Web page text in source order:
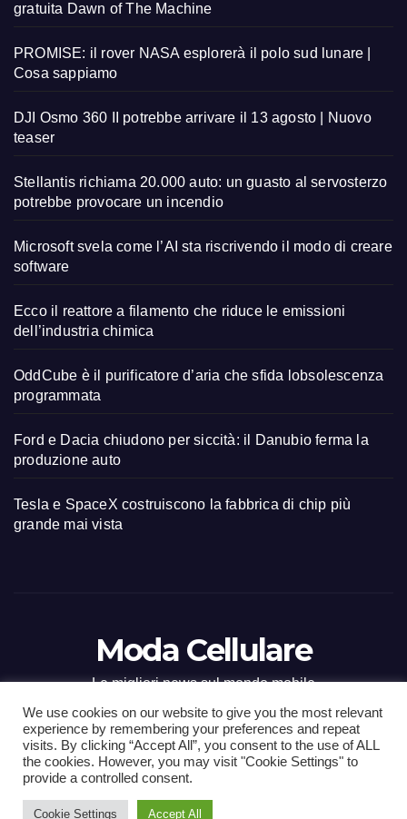
gratuita Dawn of The Machine
PROMISE: il rover NASA esplorerà il polo sud lunare |
Cosa sappiamo
DJI Osmo 360 II potrebbe arrivare il 13 agosto | Nuovo
teaser
Stellantis richiama 20.000 auto: un guasto al servosterzo
potrebbe provocare un incendio
Microsoft svela come l’AI sta riscrivendo il modo di creare
software
Ecco il reattore a filamento che riduce le emissioni
dell’industria chimica
OddCube è il purificatore d’aria che sfida lobsolescenza
programmata
Ford e Dacia chiudono per siccità: il Danubio ferma la
produzione auto
Tesla e SpaceX costruiscono la fabbrica di chip più
grande mai vista
Moda Cellulare
Le migliori news sul mondo mobile
Proudly powered by WordPress| Tema: Newsup diThemeansar
Home ContactCONTATTI
We use cookies on our website to give you the most relevant
experience by remembering your preferences and repeat
visits. By clicking “Accept All”, you consent to the use of ALL
the cookies. However, you may visit "Cookie Settings" to
provide a controlled consent.
Cookie Settings Accept All